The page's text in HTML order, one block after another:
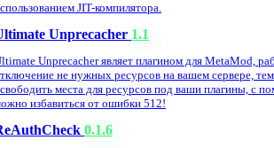
JIT-компилятора.
Unprecacher 1.1
Unprecacher являет плагином для MetaMod,
не нужных ресурсов на вашем сервере,
места для ресурсов под ваши плагины, с
избавиться от ошибки 512!
0.1.6